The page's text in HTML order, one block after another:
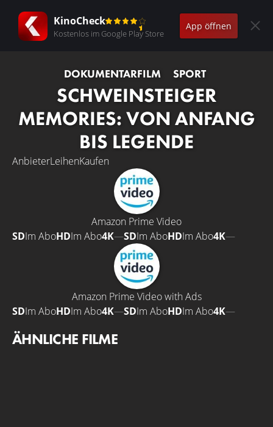
KinoCheck
Kostenlos im Google Play Store
App öffnen
DOKUMENTARFILM SPORT
SCHWEINSTEIGER
MEMORIES: VON ANFANG
BIS LEGENDE
AnbieterLeihenKaufen
Amazon Prime Video
SDIm AboHDIm Abo4K—SDIm AboHDIm Abo4K—
Amazon Prime Video with Ads
SDIm AboHDIm Abo4K—SDIm AboHDIm Abo4K—
ÄHNLICHE FILME